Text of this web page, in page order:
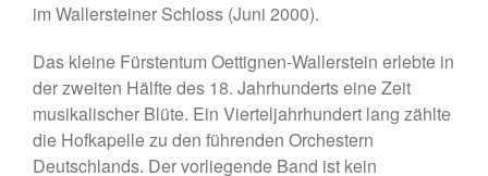
Vermittlung
YouTube
Zum Kanal
Playlist 23. Rieser Kulturtage
im Wallersteiner Schloss (Juni 2000).
Das kleine Fürstentum Oettignen-Wallerstein erlebte in
der zweiten Hälfte des 18. Jahrhunderts eine Zeit
musikalischer Blüte. Ein Vierteljahrhundert lang zählte
die Hofkapelle zu den führenden Orchestern
Deutschlands. Der vorliegende Band ist kein